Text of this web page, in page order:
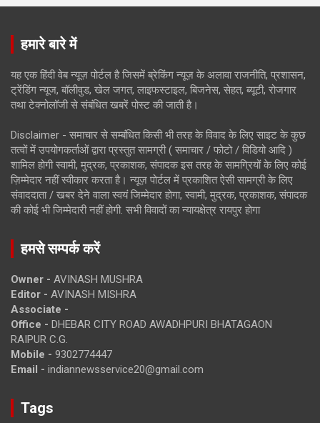
हमारे बारे में
यह एक हिंदी वेब न्यूज़ पोर्टल है जिसमें ब्रेकिंग न्यूज़ के अलावा राजनीति, प्रशासन,
ट्रेंडिंग न्यूज, बॉलीवुड, खेल जगत, लाइफस्टाइल, बिजनेस, सेहत, ब्यूटी, रोजगार
तथा टेक्नोलॉजी से संबंधित खबरें पोस्ट की जाती है।
Disclaimer - समाचार से सम्बंधित किसी भी तरह के विवाद के लिए साइट के कुछ
तत्वों में उपयोगकर्ताओं द्वारा प्रस्तुत सामग्री ( समाचार / फोटो / विडियो आदि )
शामिल होगी स्वामी, मुद्रक, प्रकाशक, संपादक इस तरह के सामग्रियों के लिए कोई
ज़िम्मेदार नहीं स्वीकार करता है। न्यूज़ पोर्टल में प्रकाशित ऐसी सामग्री के लिए
संवाददाता / खबर देने वाला स्वयं जिम्मेदार होगा, स्वामी, मुद्रक, प्रकाशक, संपादक
की कोई भी जिम्मेदारी नहीं होगी. सभी विवादों का न्यायक्षेत्र रायपुर होगा
हमसे सम्पर्क करें
Owner - AVINASH MUSHRA
Editor - AVINASH MISHRA
Associate -
Office - DHEBAR CITY ROAD AWADHPURI BHATAGAON
RAIPUR C.G.
Mobile - 9302774447
Email - indiannewsservice20@gmail.com
Tags